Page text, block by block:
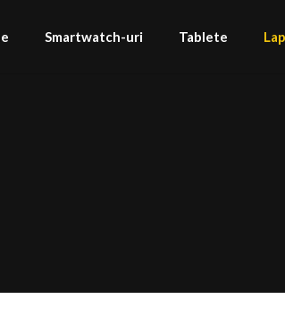
Smartwatch-uri Tablete